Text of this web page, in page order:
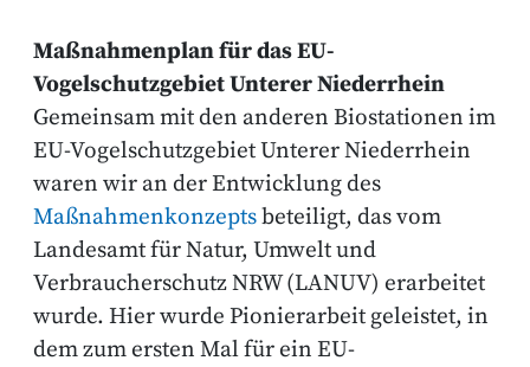
Maßnahmenplan für das EU-
Vogelschutzgebiet Unterer Niederrhein
Gemeinsam mit den anderen Biostationen im
EU-Vogelschutzgebiet Unterer Niederrhein
waren wir an der Entwicklung des
Maßnahmenkonzeptsbeteiligt, das vom
Landesamt für Natur, Umwelt und
Verbraucherschutz NRW (LANUV) erarbeitet
wurde. Hier wurde Pionierarbeit geleistet, in
dem zum ersten Mal für ein EU-